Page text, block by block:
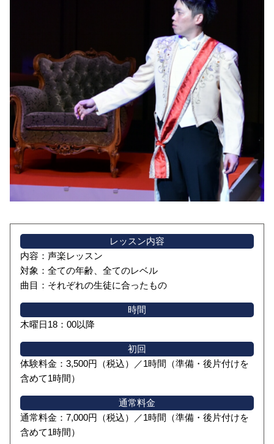
レッスン内容
内容：声楽レッスン
対象：全ての年齢、全てのレベル
曲目：それぞれの生徒に合ったもの
時間
木曜日18：00以降
初回
体験料金：3,500円（税込）／1時間（準備・後片付けを
含めて1時間）
通常料金
通常料金：7,000円（税込）／1時間（準備・後片付けを
含めて1時間）